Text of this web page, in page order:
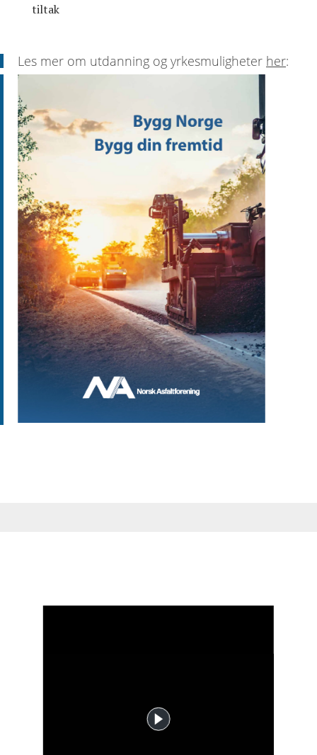
tiltak
Les mer om utdanning og yrkesmuligheter her: